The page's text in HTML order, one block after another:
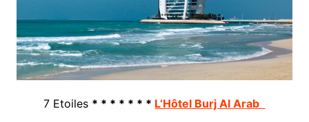
7 Etoiles * * * * * * * L’Hôtel Burj Al Arab